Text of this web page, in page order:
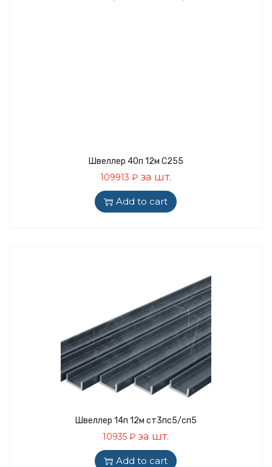
Швеллер 40п 12м С255
109913₽ за шт.
Add to cart
Швеллер 14п 12м ст3пс5/сп5
10935₽ за шт.
Add to cart